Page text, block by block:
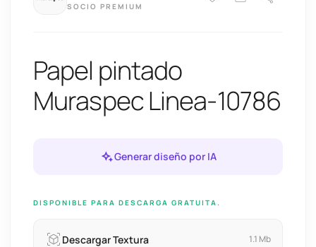
SOCIO PREMIUM
Papel pintado
Muraspec Linea-10786
Generar diseño por IA
DISPONIBLE PARA DESCARGA GRATUITA.
Descargar Textura 1.1 Mb